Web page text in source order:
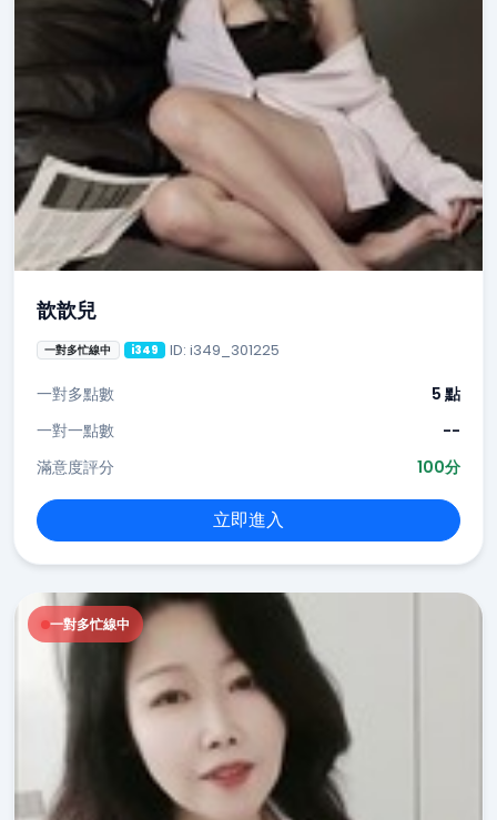
歆歆兒
一對多忙線中 i349 ID: i349_301225
一對多點數
5 點
一對一點數
--
滿意度評分
100分
立即進入
一對多忙線中